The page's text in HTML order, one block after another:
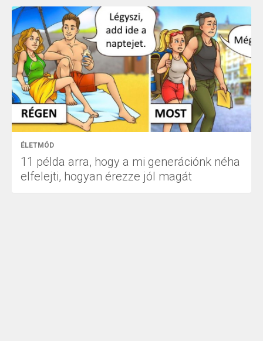
ÉLETMÓD
11 példa arra, hogy a mi generációnk néha
elfelejti, hogyan érezze jól magát